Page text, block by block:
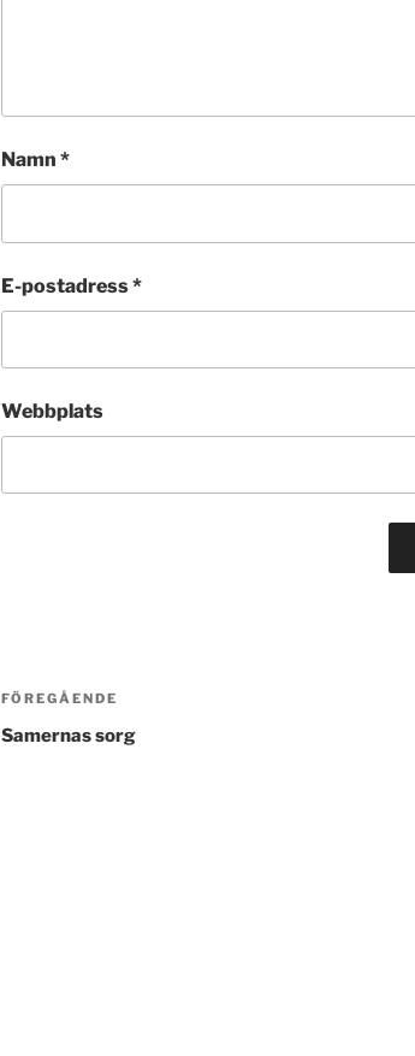
Namn *
E-postadress*
Webbplats
Inläggsnavigering
Föregående
inlägg
FÖREGÅENDE
Samernas sorg